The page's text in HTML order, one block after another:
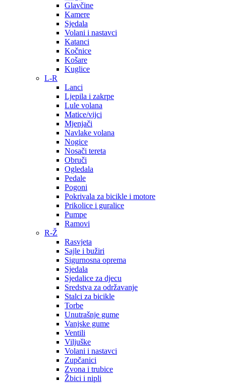
Glavčine
Kamere
Sjedala
Volani i nastavci
Katanci
Kočnice
Košare
Kuglice
L-R
Lanci
Ljepila i zakrpe
Lule volana
Matice/vijci
Mjenjači
Navlake volana
Nogice
Nosači tereta
Obruči
Ogledala
Pedale
Pogoni
Pokrivala za bicikle i motore
Prikolice i guralice
Pumpe
Ramovi
R-Ž
Rasvjeta
Sajle i bužiri
Sigurnosna oprema
Sjedala
Sjedalice za djecu
Sredstva za održavanje
Stalci za bicikle
Torbe
Unutrašnje gume
Vanjske gume
Ventili
Viljuške
Volani i nastavci
Zupčanici
Zvona i trubice
Žbici i nipli